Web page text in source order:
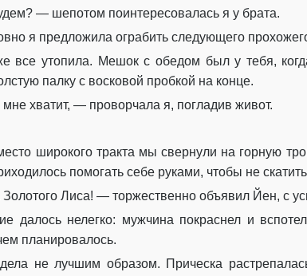
— шепотом поинтересовалась я у брата.
я предложила ограбить следующего
все утопила. Мешок с обедом был у тебя,
палку с восковой пробкой на конце.
хватит, — проворчала я, погладив живот.
широкого тракта мы свернули на горную
помогать себе руками, чтобы не
Лиса! — торжественно объявил Йен, с
далось нелегко: мужчина покраснел и
планировалось.
не лучшим образом. Прическа